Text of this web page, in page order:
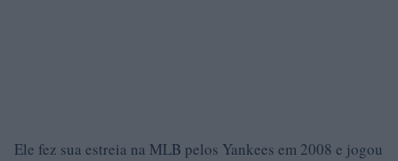
Ele fez sua estreia na MLB pelos Yankees em 2008 e jogou